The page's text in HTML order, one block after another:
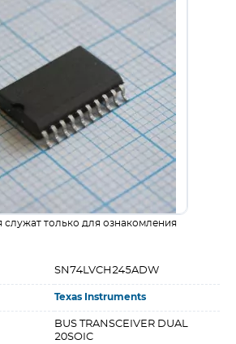
служат только для ознакомления
SN74LVCH245ADW
Texas Instruments
BUS TRANSCEIVER DUAL
20SOIC